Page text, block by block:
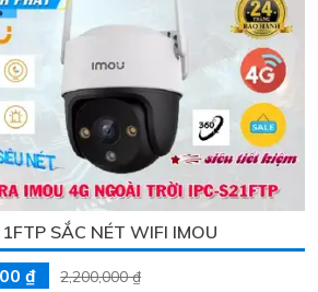
SẮC NÉT WIFI IMOU
₫
2,200,000 ₫